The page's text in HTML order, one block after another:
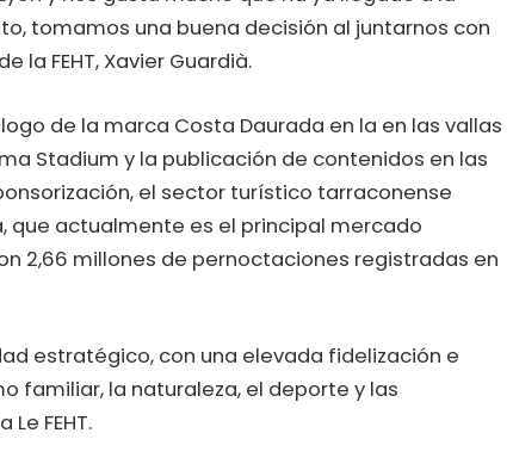
tomamos una buena decisión al juntarnos con
la FEHT, Xavier Guardià.
de la marca Costa Daurada en la en las vallas
Stadium y la publicación de contenidos en las
el sector turístico tarraconense
que actualmente es el principal mercado
2,66 millones de pernoctaciones registradas en
estratégico, con una elevada fidelización e
familiar, la naturaleza, el deporte y las
FEHT.